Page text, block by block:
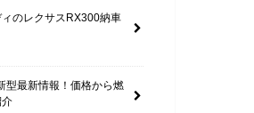
のレクサスRX300納車
型最新情報！価格から燃